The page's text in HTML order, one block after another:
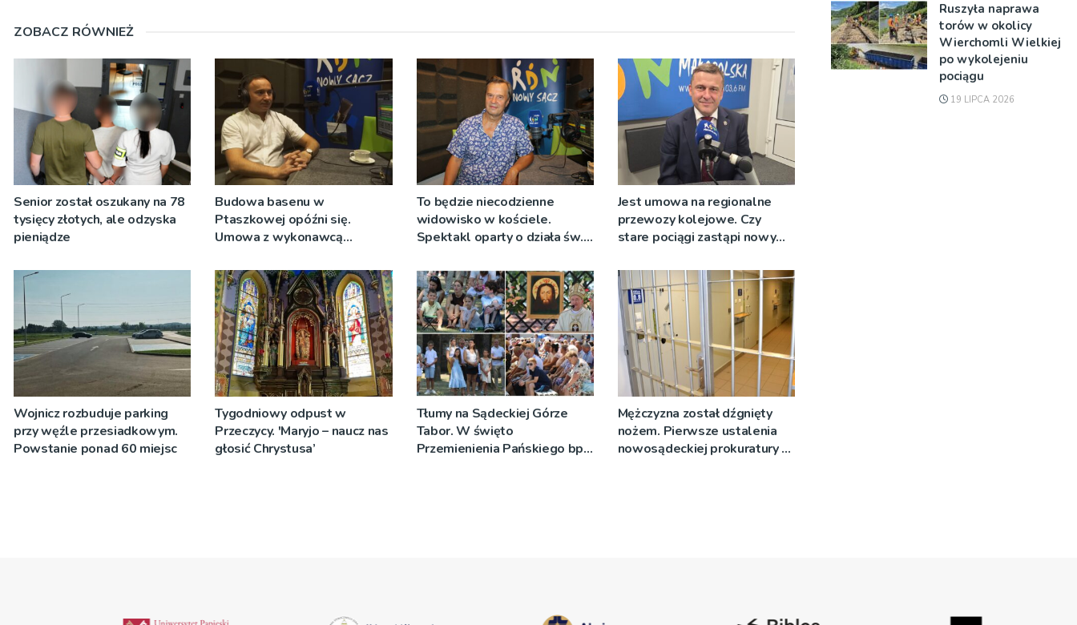
ZOBACZ RÓWNIEŻ
Senior został oszukany na 78
tysięcy złotych, ale odzyska
pieniądze
Budowa basenu w
Ptaszkowej opóźni się.
Umowa z wykonawcą
zostanie podpisana
To będzie niecodzienne
widowisko w kościele.
Spektakl oparty o działa św.
Jest umowa na regionalne
przewozy kolejowe. Czy
stare pociągi zastąpi nowy
Wojnicz rozbuduje parking
przy węźle przesiadkowym.
Powstanie ponad 60 miejsc
Tygodniowy odpust w
Przeczycy. 'Maryjo – naucz nas
głosić Chrystusa’
Tłumy na Sądeckiej Górze
Tabor. W święto
Przemienienia Pańskiego bp
Mężczyzna został dźgnięty
nożem. Pierwsze ustalenia
nowosądeckiej prokuratury w
Ruszyła naprawa
torów w okolicy
Wierchomli Wielkiej
po wykolejeniu
pociągu
19 LIPCA 2026